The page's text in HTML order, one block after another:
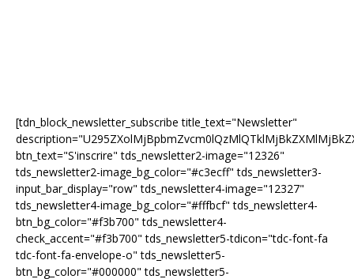
[tdn_block_newsletter_subscribe title_text="Newsletter"
btn_text="S'inscrire" tds_newsletter2-image="12326"
tds_newsletter2-image_bg_color="#c3ecff" tds_newsletter3-
input_bar_display="row" tds_newsletter4-image="12327"
tds_newsletter4-image_bg_color="#fffbcf" tds_newsletter4-
btn_bg_color="#f3b700" tds_newsletter4-
check_accent="#f3b700" tds_newsletter5-tdicon="tdc-font-fa
tdc-font-fa-envelope-o" tds_newsletter5-
btn_bg_color="#000000" tds_newsletter5-